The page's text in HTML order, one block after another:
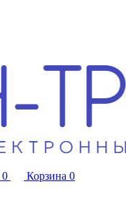
0 Корзина 0